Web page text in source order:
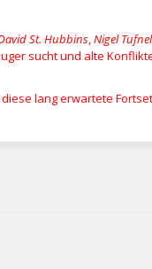
St. Hubbins,Nigel Tufnel
sucht und alte
lang erwartete